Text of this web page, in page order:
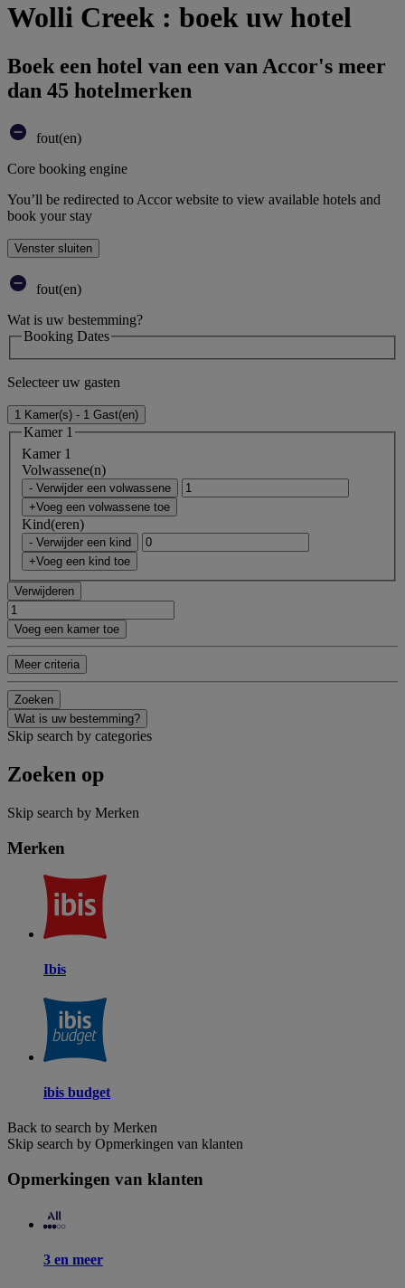
Wolli Creek : boek uw hotel
Boek een hotel van een van Accor's meer
dan 45 hotelmerken
fout(en)
Core booking engine
You’ll be redirected to Accor website to view available hotels and
book your stay
Venster sluiten
fout(en)
Wat is uw bestemming?
Booking Dates
Selecteer uw gasten
1 Kamer(s) - 1 Gast(en)
Kamer 1
Kamer 1
Volwassene(n)
- Verwijder een volwassene
+Voeg een volwassene toe
Kind(eren)
- Verwijder een kind
+Voeg een kind toe
Verwijderen
Voeg een kamer toe
Meer criteria
Zoeken
Wat is uw bestemming?
Skip search by categories
Zoeken op
Skip search by Merken
Merken
Ibis
ibis budget
Back to search by Merken
Skip search by Opmerkingen van klanten
Opmerkingen van klanten
3 en meer